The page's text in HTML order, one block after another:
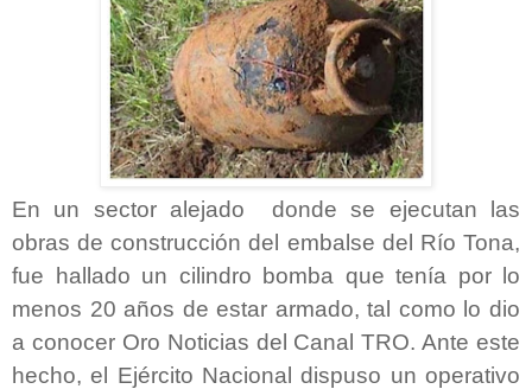
En un sector alejado donde se ejecutan las
obras de construcción del embalse del Río Tona,
fue hallado un cilindro bomba que tenía por lo
menos 20 años de estar armado, tal como lo dio
a conocer Oro Noticias del Canal TRO. Ante este
hecho, el Ejército Nacional dispuso un operativo